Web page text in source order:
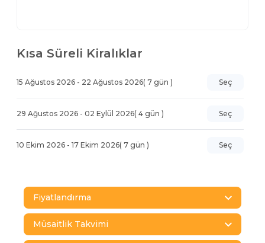
Kısa Süreli Kiralıklar
15 Ağustos 2026 - 22 Ağustos 2026( 7 gün ) Seç
29 Ağustos 2026 - 02 Eylül 2026( 4 gün ) Seç
10 Ekim 2026 - 17 Ekim 2026( 7 gün ) Seç
Fiyatlandırma
Müsaitlik Takvimi